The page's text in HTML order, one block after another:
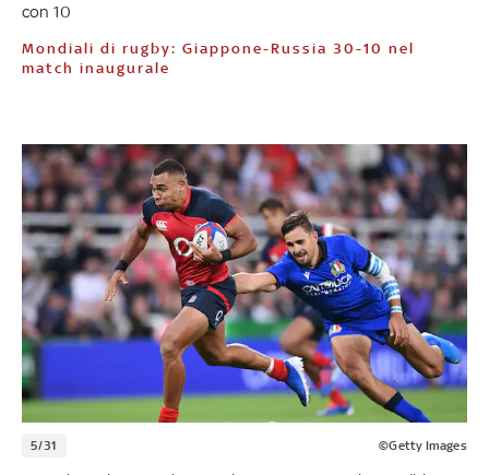
con 10
Mondiali di rugby: Giappone-Russia 30-10 nel
match inaugurale
5/31 ©Getty Images